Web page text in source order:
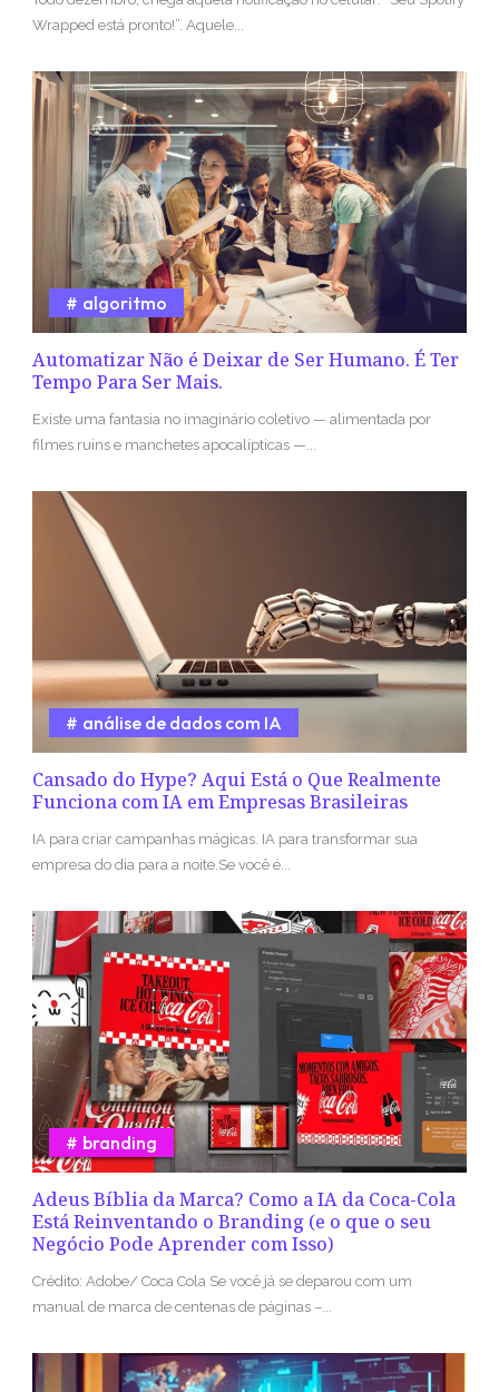
Wrapped está pronto!”. Aquele...
Automatizar Não é Deixar de Ser Humano. É Ter
Tempo Para Ser Mais.
algoritmo
Existe uma fantasia no imaginário coletivo — alimentada por
filmes ruins e manchetes apocalípticas —...
Cansado do Hype? Aqui Está o Que Realmente
Funciona com IA em Empresas Brasileiras
análise de dados com IA
IA para criar campanhas mágicas. IA para transformar sua
empresa do dia para a noite.Se você é...
Adeus Bíblia da Marca? Como a IA da Coca-Cola
Está Reinventando o Branding (e o que o seu
Negócio Pode Aprender com Isso)
branding
Crédito: Adobe/ Coca Cola Se você já se deparou com um
manual de marca de centenas de páginas –...